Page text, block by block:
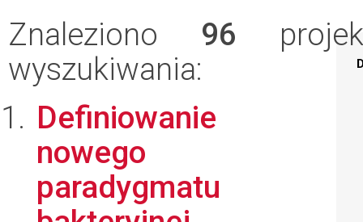
Znaleziono 96
wyszukiwania:
Definiowanie
nowego
paradygmatu